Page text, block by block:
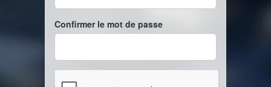
Confirmer le mot de passe